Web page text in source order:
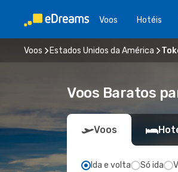
Voos Hotéis
Voos Estados Unidos da América
Voos Baratos
Voos
Ida e volta Só ida